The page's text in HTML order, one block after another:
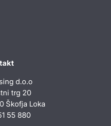
d.o.o
trg 20
Škofja Loka
55 880